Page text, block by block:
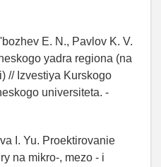
E. N., Pavlov K. V.
yadra regiona (na
// Izvestiya Kurskogo
universiteta. -
I. Yu. Proektirovanie
na mikro-, mezo - i